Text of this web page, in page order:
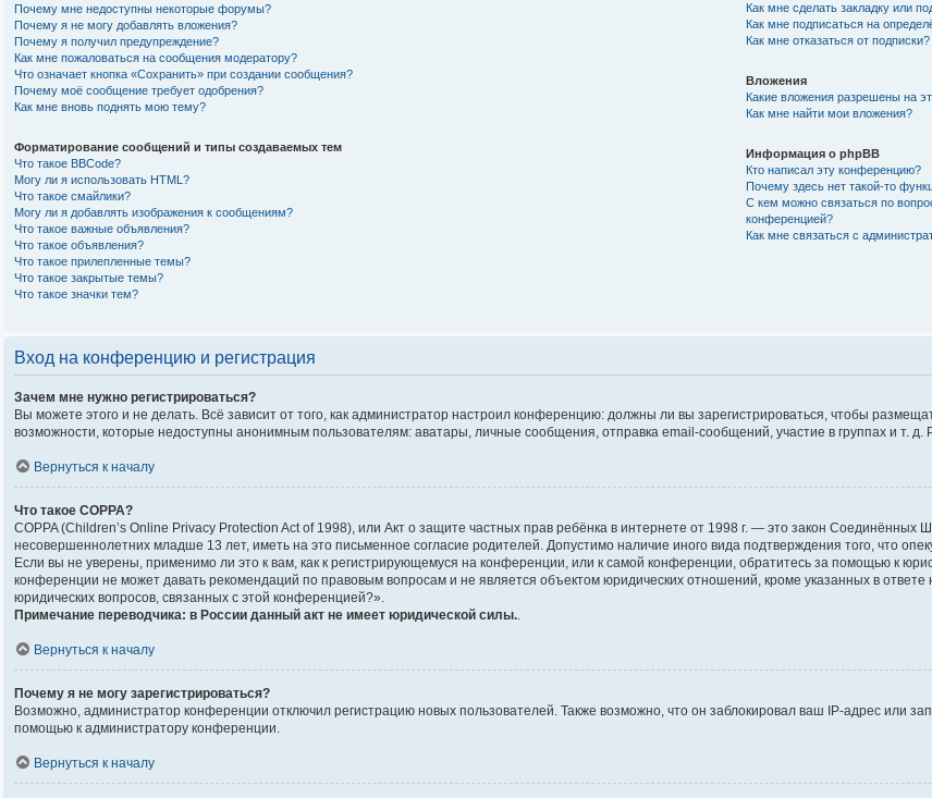
Почему мне недоступны некоторые форумы?
Почему я не могу добавлять вложения?
Почему я получил предупреждение?
Как мне пожаловаться на сообщения модератору?
Что означает кнопка «Сохранить» при создании сообщения?
Почему моё сообщение требует одобрения?
Как мне вновь поднять мою тему?
Форматирование сообщений и типы создаваемых тем
Что такое BBCode?
Могу ли я использовать HTML?
Что такое смайлики?
Могу ли я добавлять изображения к сообщениям?
Что такое важные объявления?
Что такое объявления?
Что такое прилепленные темы?
Что такое закрытые темы?
Что такое значки тем?
Как мне сделать закладку или
Как мне подписаться на
Как мне отказаться от подписки?
Вложения
Какие вложения разрешены на
Как мне найти мои вложения?
Информация о phpBB
Кто написал эту конференцию?
Почему здесь нет такой-то
С кем можно связаться по
конференцией?
Как мне связаться с
Вход на конференцию и регистрация
Зачем мне нужно регистрироваться?
Вы можете этого и не делать. Всё зависит от того, как администратор настроил конференцию: должны ли вы зарегистрироваться, чтобы
возможности, которые недоступны анонимным пользователям: аватары, личные сообщения, отправка email-сообщений, участие в группах и т. д.
Вернуться к началу
Что такое COPPA?
COPPA (Children’s Online Privacy Protection Act of 1998), или Акт о защите частных прав ребёнка в интернете от 1998 г. — это закон
несовершеннолетних младше 13 лет, иметь на это письменное согласие родителей. Допустимо наличие иного вида подтверждения того, что
Если вы не уверены, применимо ли это к вам, как к регистрирующемуся на конференции, или к самой конференции, обратитесь за помощью к
конференции не может давать рекомендаций по правовым вопросам и не является объектом юридических отношений, кроме указанных в ответе
юридических вопросов, связанных с этой конференцией?».
Примечание переводчика: в России данный акт не имеет юридической силы..
Вернуться к началу
Почему я не могу зарегистрироваться?
Возможно, администратор конференции отключил регистрацию новых пользователей. Также возможно, что он заблокировал ваш IP-адрес или
помощью к администратору конференции.
Вернуться к началу